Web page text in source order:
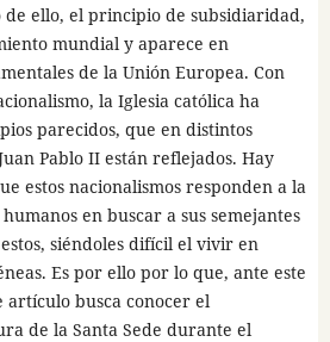
ello, el principio de subsidiaridad,
mundial y aparece en
de la Unión Europea. Con
la Iglesia católica ha
parecidos, que en distintos
Pablo II están reflejados. Hay
estos nacionalismos responden a la
en buscar a sus semejantes
siéndoles difícil el vivir en
Es por ello por lo que, ante este
busca conocer el
de la Santa Sede durante el